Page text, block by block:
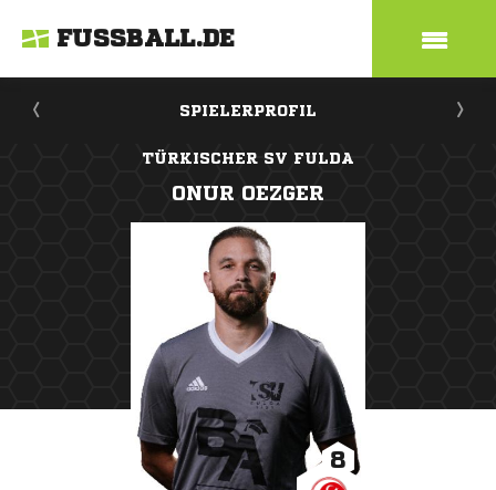
FUSSBALL.DE
SPIELERPROFIL
TÜRKISCHER SV FULDA
ONUR OEZGER
8